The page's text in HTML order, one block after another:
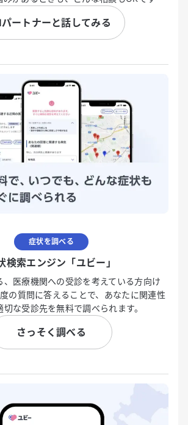
ートナーと話してみる
症状を調べる
検索エンジン「ユビー」
、医療機関への受診を考えている方向け
の質問に答えることで、あなたに関連性
な受診先を無料で調べられます。
さっそく調べる